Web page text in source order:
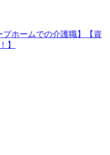
プホームでの介護職】【資
】